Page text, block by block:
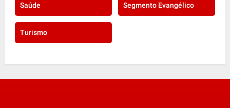
Saúde Segmento Evangélico
Turismo